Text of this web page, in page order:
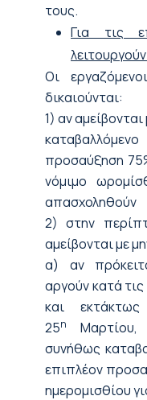
τους.
Για τις
λειτουργούν
Οι
δικαιούνται:
1) αν
προσαύξηση
νόμιμο
απασχοληθούν
2) στην
αμείβονται με
α) αν
αργούν κατά τις
και
25η
Μαρτίου,
συνήθως
επιπλέον
ημερομισθίου